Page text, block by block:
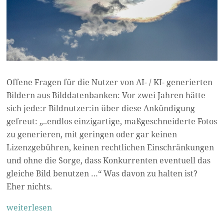
Offene Fragen für die Nutzer von AI- / KI- generierten
Bildern aus Bilddatenbanken: Vor zwei Jahren hätte
sich jede:r Bildnutzer:in über diese Ankündigung
gefreut: „..endlos einzigartige, maßgeschneiderte Fotos
zu generieren, mit geringen oder gar keinen
Lizenzgebühren, keinen rechtlichen Einschränkungen
und ohne die Sorge, dass Konkurrenten eventuell das
gleiche Bild benutzen …“ Was davon zu halten ist?
Eher nichts.
weiterlesen